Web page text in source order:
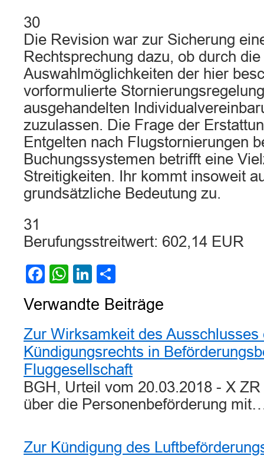
30
Die Revision war zur Sicherung
Rechtsprechung dazu, ob durch
Auswahlmöglichkeiten der hier
vorformulierte
ausgehandelten
zuzulassen. Die Frage der
Entgelten nach Flugstornierungen
Buchungssystemen betrifft eine
Streitigkeiten. Ihr kommt insoweit
grundsätzliche Bedeutung zu.
31
Berufungsstreitwert: 602,14 EUR
Facebook
WhatsApp
LinkedIn
Verwandte Beiträge
Zur Wirksamkeit des Ausschlusses
Kündigungsrechts in
Fluggesellschaft
BGH, Urteil vom 20.03.2018 - X
über die Personenbeförderung
Zur Kündigung des